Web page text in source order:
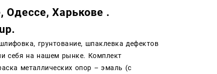
Одессе, Харькове .
грунтование, шпаклевка дефектов
себя на нашем рынке. Комплект
металлических опор – эмаль (с